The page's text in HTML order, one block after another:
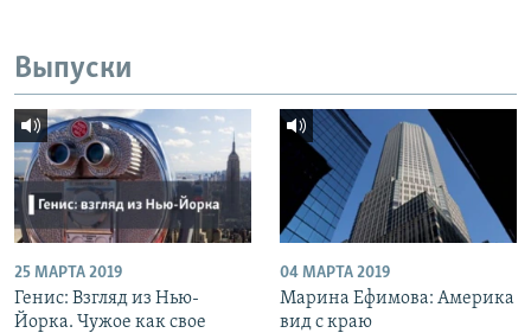
Выпуски
25 МАРТА 2019
Генис: Взгляд из Нью-
Йорка. Чужое как свое
04 МАРТА 2019
Марина Ефимова: Америка
вид с краю